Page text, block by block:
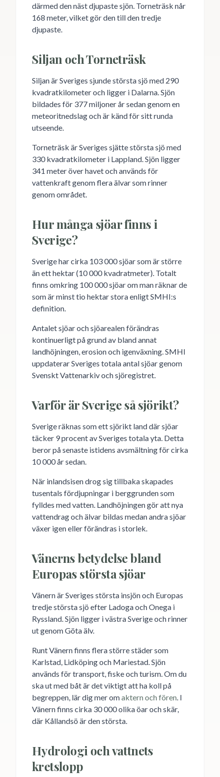
därmed den näst djupaste sjön. Torneträsk når
168 meter, vilket gör den till den tredje
djupaste.
Siljan och Torneträsk
Siljan är Sveriges sjunde största sjö med 290
kvadratkilometer och ligger i Dalarna. Sjön
bildades för 377 miljoner år sedan genom en
meteoritnedslag och är känd för sitt runda
utseende.
Torneträsk är Sveriges sjätte största sjö med
330 kvadratkilometer i Lappland. Sjön ligger
341 meter över havet och används för
vattenkraft genom flera älvar som rinner
genom området.
Hur många sjöar finns i
Sverige?
Sverige har cirka 103 000 sjöar som är större
än ett hektar (10 000 kvadratmeter). Totalt
finns omkring 100 000 sjöar om man räknar de
som är minst tio hektar stora enligt SMHI:s
definition.
Antalet sjöar och sjöarealen förändras
kontinuerligt på grund av bland annat
landhöjningen, erosion och igenväxning. SMHI
uppdaterar Sveriges totala antal sjöar genom
Svenskt Vattenarkiv och sjöregistret.
Varför är Sverige så sjörikt?
Sverige räknas som ett sjörikt land där sjöar
täcker 9 procent av Sveriges totala yta. Detta
beror på senaste istidens avsmältning för cirka
10 000 år sedan.
När inlandsisen drog sig tillbaka skapades
tusentals fördjupningar i berggrunden som
fylldes med vatten. Landhöjningen gör att nya
vattendrag och älvar bildas medan andra sjöar
växer igen eller förändras i storlek.
Vänerns betydelse bland
Europas största sjöar
Vänern är Sveriges största insjön och Europas
tredje största sjö efter Ladoga och Onega i
Ryssland. Sjön ligger i västra Sverige och rinner
ut genom Göta älv.
Runt Vänern finns flera större städer som
Karlstad, Lidköping och Mariestad. Sjön
används för transport, fiske och turism. Om du
ska ut med båt är det viktigt att ha koll på
begreppen, lär dig mer omaktern och fören. I
Vänern finns cirka 30 000 olika öar och skär,
där Kållandsö är den största.
Hydrologi och vattnets
kretslopp